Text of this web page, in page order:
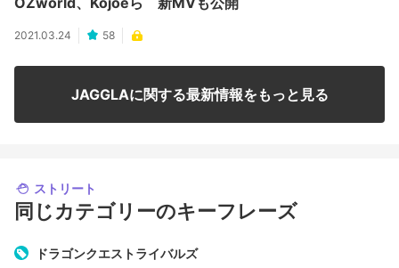
2021.03.24 58
JAGGLAに関する最新情報をもっと見る
ストリート
同じカテゴリーのキーフレーズ
ドラゴンクエストライバルズ